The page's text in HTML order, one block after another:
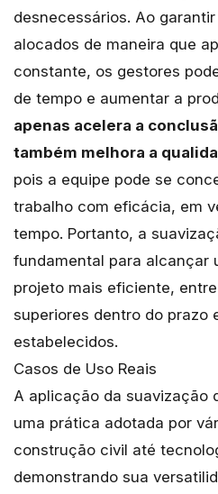
desnecessários. Ao
alocados de maneira que
constante, os gestores
de tempo e aumentar a
apenas acelera a
também melhora a
pois a equipe pode se
trabalho com eficácia, em
tempo. Portanto, a
fundamental para alcançar
projeto mais eficiente,
superiores dentro do prazo
estabelecidos.
Casos de Uso Reais
A aplicação da suavização
uma prática adotada por
construção civil até
demonstrando sua